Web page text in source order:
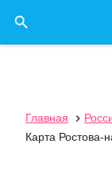

Главная 
Карта Ростова-